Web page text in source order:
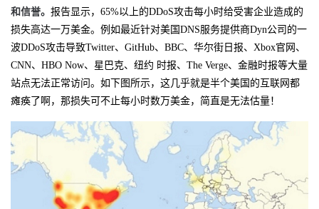
和信誉。 报告显示，65%以上的DDoS攻击每小时给受害企业造成的
损失高达一万美金。例如最近针对美国DNS服务提供商Dyn公司的一
波DDoS攻击导致Twitter、GitHub、BBC、华尔街日报、Xbox官网、
CNN、HBO Now、星巴克、纽约 时报、The Verge、金融时报等大量
站点无法正常访问。如下图所示，这几乎就是半个美国的互联网都
瘫痪了啊，那损失可不止每小时数万美金，简直是无法估量！